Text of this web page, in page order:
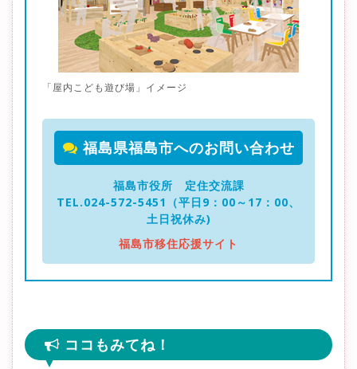
「屋内こども遊び場」イメージ
福島県福島市へのお問い合わせ
福島市役所 定住交流課
TEL.024-572-5451（平日9：00～17：00、
土日祝休み)
福島市移住応援サイト
ココもみてね！